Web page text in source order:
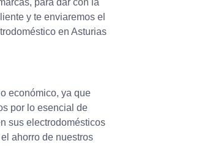
para dar con la
y te enviaremos el
en Asturias
económico, ya que
por lo esencial de
sus electrodomésticos
ahorro de nuestros